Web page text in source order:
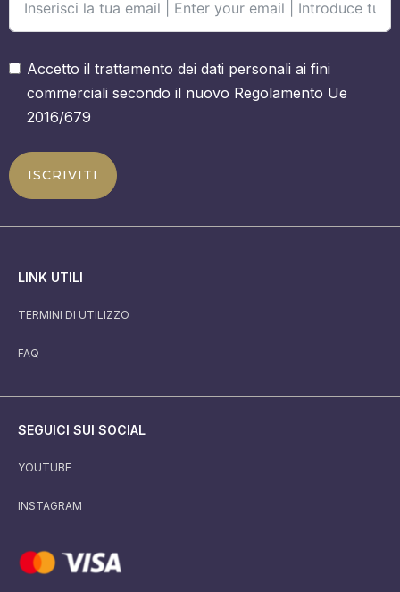
Accetto il trattamento dei dati personali ai fini
commerciali secondo il nuovo Regolamento Ue
2016/679
ISCRIVITI
LINK UTILI
TERMINI DI UTILIZZO
FAQ
SEGUICI SUI SOCIAL
YOUTUBE
INSTAGRAM